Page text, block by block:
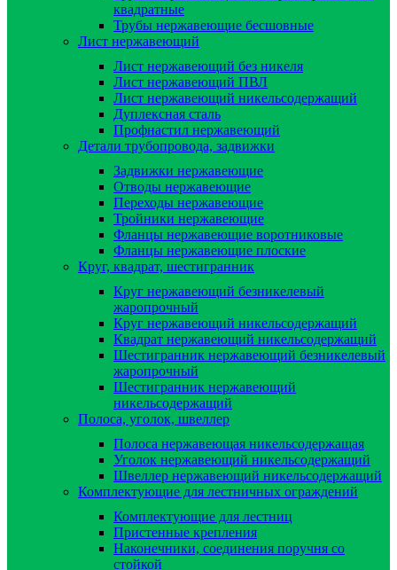
квадратные
Трубы нержавеющие бесшовные
Лист нержавеющий
Лист нержавеющий без никеля
Лист нержавеющий ПВЛ
Лист нержавеющий никельсодержащий
Дуплексная сталь
Профнастил нержавеющий
Детали трубопровода, задвижки
Задвижки нержавеющие
Отводы нержавеющие
Переходы нержавеющие
Тройники нержавеющие
Фланцы нержавеющие воротниковые
Фланцы нержавеющие плоские
Круг, квадрат, шестигранник
Круг нержавеющий безникелевый
жаропрочный
Круг нержавеющий никельсодержащий
Квадрат нержавеющий никельсодержащий
Шестигранник нержавеющий безникелевый
жаропрочный
Шестигранник нержавеющий
никельсодержащий
Полоса, уголок, швеллер
Полоса нержавеющая никельсодержащая
Уголок нержавеющий никельсодержащий
Швеллер нержавеющий никельсодержащий
Комплектующие для лестничных ограждений
Комплектующие для лестниц
Пристенные крепления
Наконечники, соединения поручня со
стойкой